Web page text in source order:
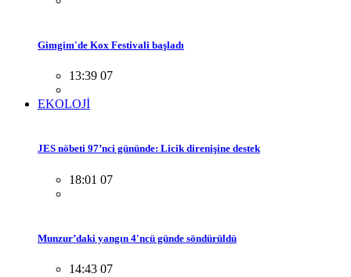
Gimgim'de Kox Festivali başladı
13:39 07
EKOLOJİ
JES nöbeti 97’nci gününde: Licik direnişine destek
18:01 07
Munzur’daki yangın 4'ncü günde söndürüldü
14:43 07